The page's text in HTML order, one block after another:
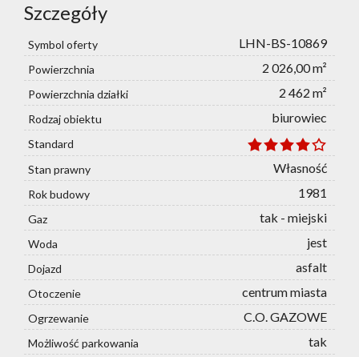
Szczegóły
Symbol oferty LHN-BS-10869
Powierzchnia 2 026,00 m²
Powierzchnia działki 2 462 m²
Rodzaj obiektu biurowiec
Standard
Stan prawny
Własność
Rok budowy 1981
Gaz tak - miejski
Woda jest
Dojazd asfalt
Otoczenie centrum miasta
Ogrzewanie C.O. GAZOWE
Możliwość parkowania tak